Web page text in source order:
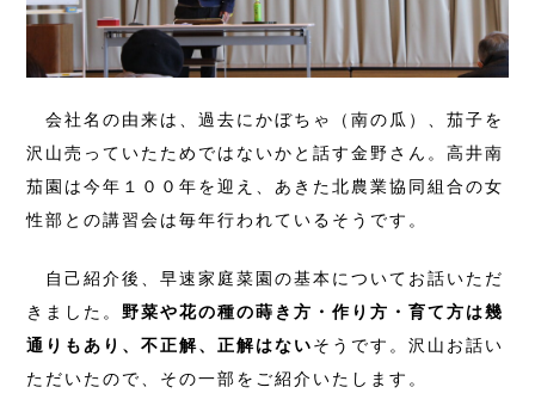
会社名の由来は、過去にかぼちゃ（南の瓜）、茄子を
沢山売っていたためではないかと話す金野さん。高井南
茄園は今年１００年を迎え、あきた北農業協同組合の女
性部との講習会は毎年行われているそうです。
自己紹介後、早速家庭菜園の基本についてお話いただ
きました。 野菜や花の種の蒔き方・作り方・育て方は幾
通りもあり、不正解、正解はないそうです。沢山お話い
ただいたので、その一部をご紹介いたします。